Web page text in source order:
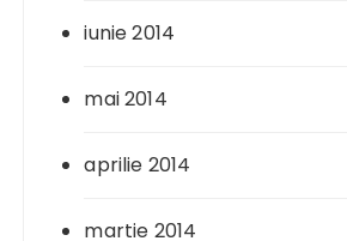
iunie 2014
mai 2014
aprilie 2014
martie 2014